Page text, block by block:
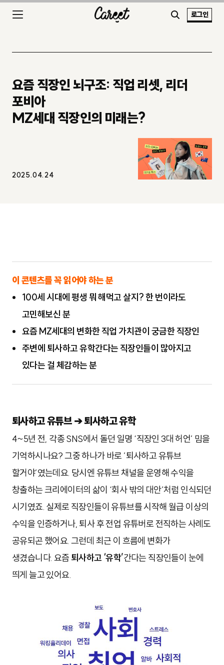
로그인
요즘 직장인 뇌구조: 직업 리셋, 리더
포비아
MZ세대 직장인의 미래는?
2025.04.24
이 콘텐츠를 꼭 읽어야 하는 분
100세 시대에 평생 뭐 해먹고 살지? 한 번이라도
고민해보신 분
요즘 MZ세대의 변화한 직업 가치관이 궁금한 직장인
주변에 퇴사하고 유학간다는 직장인들이 많아지고
있다는 걸 체감하는 분
퇴사하고 유튜브 ➔ 퇴사하고 유학
4~5년 전, 각종 SNS에서 돌던 일명 ‘직장인 3대 허언’ 밈을
기억하시나요? 그중 하나가 바로 ’퇴사하고 유튜브
할거야’였는데요. 당시엔 유튜브 채널을 운영해 수익을
창출하는 크리에이터의 삶이 ‘회사 밖의 대안’처럼 인식되던
시기였죠. 실제로 직장인들이 유튜브를 시작해 월급 이상의
수익을 인증하거나, 퇴사 후 전업 유튜버로 전직하는 사례도
공유되곤 했어요. 그런데 최근 이 흐름에 변화가
생겼습니다. 요즘 퇴사하고 ‘유학’간다는 직장인들이 눈에
띄게 늘고 있어요.